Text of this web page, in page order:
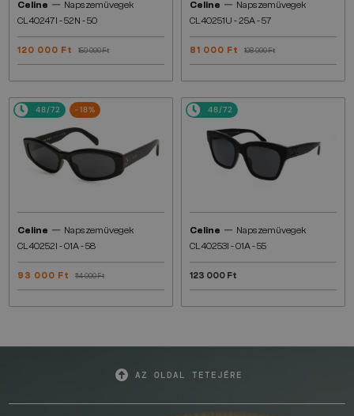
Celine — Napszemüvegek
CL40247I - 52N - 50
120 000 Ft 150 000 Ft
Celine — Napszemüvegek
CL40251U - 25A - 57
81 000 Ft 108 000 Ft
48/72 -18%
Celine — Napszemüvegek
CL40252I - 01A - 58
93 000 Ft 114 000 Ft
48/72
Celine — Napszemüvegek
CL40253I - 01A - 55
123 000 Ft
AZ OLDAL TETEJÉRE